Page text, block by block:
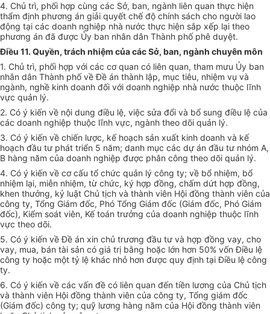
4. Chủ trì, phối hợp cùng các Sở, ban, ngành liên quan thực hiện
thẩm định phương án giải quyết chế độ chính sách cho người lao
động tại các doanh nghiệp nhà nước thực hiện sắp xếp lại theo
phương án đã được Ủy ban nhân dân Thành phố phê duyệt.
Điều 11. Quyền, trách nhiệm của các Sở, ban, ngành chuyên môn
1. Chủ trì, phối hợp với các cơ quan có liên quan, tham mưu Ủy ban
nhân dân Thành phố về Đề án thành lập, mục tiêu, nhiệm vụ và
ngành, nghề kinh doanh đối với doanh nghiệp nhà nước thuộc lĩnh
vực quản lý.
2. Có ý kiến về nội dung điều lệ, việc sửa đổi và bổ sung điều lệ của
các doanh nghiệp thuộc lĩnh vực, ngành theo dõi quản lý.
3. Có ý kiến về chiến lược, kế hoạch sản xuất kinh doanh và kế
hoạch đầu tư phát triển 5 năm; danh mục các dự án đầu tư nhóm A,
B hàng năm của doanh nghiệp được phân công theo dõi quản lý.
4. Có ý kiến về cơ cấu tổ chức quản lý công ty; về bổ nhiệm, bổ
nhiệm lại, miễn nhiệm, từ chức, ký hợp đồng, chấm dứt hợp đồng,
khen thưởng, kỷ luật Chủ tịch và thành viên Hội đồng thành viên của
công ty, Tổng Giám đốc, Phó Tổng Giám đốc (Giám đốc, Phó Giám
đốc), Kiểm soát viên, Kế toán trưởng của doanh nghiệp thuộc lĩnh
vực theo dõi.
5. Có ý kiến về Đề án xin chủ trương đầu tư và hợp đồng vay, cho
vay, mua, bán tài sản có giá trị bằng hoặc lớn hơn 50% vốn Điều lệ
công ty hoặc một tỷ lệ khác nhỏ hơn được quy định tại Điều lệ công
ty.
6. Có ý kiến về các vấn đề có liên quan đến tiền lương của Chủ tịch
và thành viên Hội đồng thành viên của công ty, Tổng giám đốc
(Giám đốc) công ty; quỹ lương hàng năm của Hội đồng thành viên